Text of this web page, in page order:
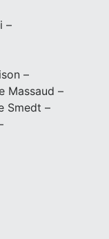
–
–
Massaud –
Smedt –